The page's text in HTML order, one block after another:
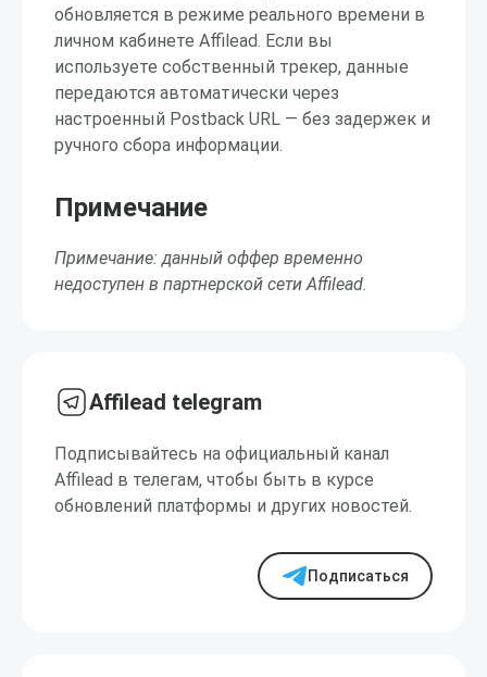
обновляется в режиме реального времени в
личном кабинете Affilead. Если вы
используете собственный трекер, данные
передаются автоматически через
настроенный Postback URL — без задержек и
ручного сбора информации.
Примечание
Примечание: данный оффер временно
недоступен в партнерской сети Affilead.
Affilead telegram
Подписывайтесь на официальный канал
Affilead в телегам, чтобы быть в курсе
обновлений платформы и других новостей.
Подписаться